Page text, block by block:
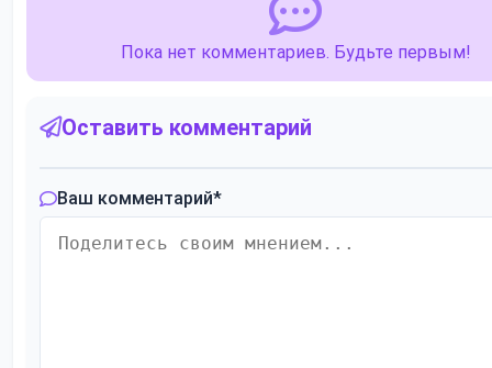
Пока нет комментариев. Будьте первым!
Оставить комментарий
Ваш комментарий*